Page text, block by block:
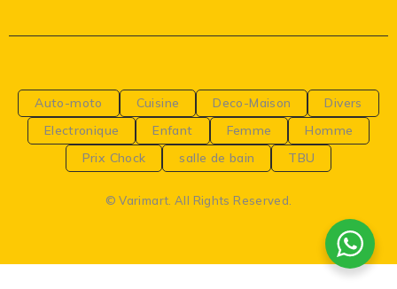
Auto-moto Cuisine Deco-Maison
Divers
Electronique
Enfant Femme
Homme
Prix Chock
salle de bain TBU
© Varimart. All Rights Reserved.